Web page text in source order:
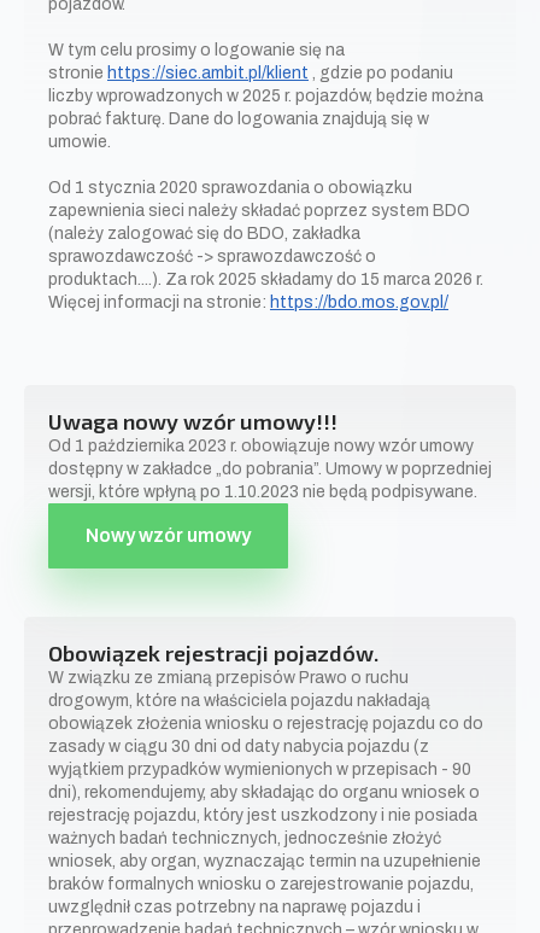
pojazdów.
W tym celu prosimy o logowanie się na
stronie https://siec.ambit.pl/klient , gdzie po podaniu
liczby wprowadzonych w 2025 r. pojazdów, będzie można
pobrać fakturę. Dane do logowania znajdują się w
umowie.
Od 1 stycznia 2020 sprawozdania o obowiązku
zapewnienia sieci należy składać poprzez system BDO
(należy zalogować się do BDO, zakładka
sprawozdawczość -> sprawozdawczość o
produktach....). Za rok 2025 składamy do 15 marca 2026 r.
Więcej informacji na stronie: https://bdo.mos.gov.pl/
Uwaga nowy wzór umowy!!!
Od 1 października 2023 r. obowiązuje nowy wzór umowy
dostępny w zakładce „do pobrania”. Umowy w poprzedniej
wersji, które wpłyną po 1.10.2023 nie będą podpisywane.
Nowy wzór umowy
Obowiązek rejestracji pojazdów.
W związku ze zmianą przepisów Prawo o ruchu
drogowym, które na właściciela pojazdu nakładają
obowiązek złożenia wniosku o rejestrację pojazdu co do
zasady w ciągu 30 dni od daty nabycia pojazdu (z
wyjątkiem przypadków wymienionych w przepisach - 90
dni), rekomendujemy, aby składając do organu wniosek o
rejestrację pojazdu, który jest uszkodzony i nie posiada
ważnych badań technicznych, jednocześnie złożyć
wniosek, aby organ, wyznaczając termin na uzupełnienie
braków formalnych wniosku o zarejestrowanie pojazdu,
uwzględnił czas potrzebny na naprawę pojazdu i